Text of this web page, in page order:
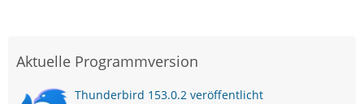
Aktuelle Programmversion
Thunderbird 153.0.2 veröffentlicht